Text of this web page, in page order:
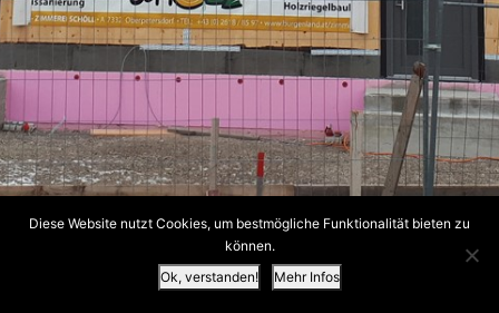
Diese Website nutzt Cookies, um bestmögliche Funktionalität bieten zu
können.
Ok, verstanden!
Mehr Infos